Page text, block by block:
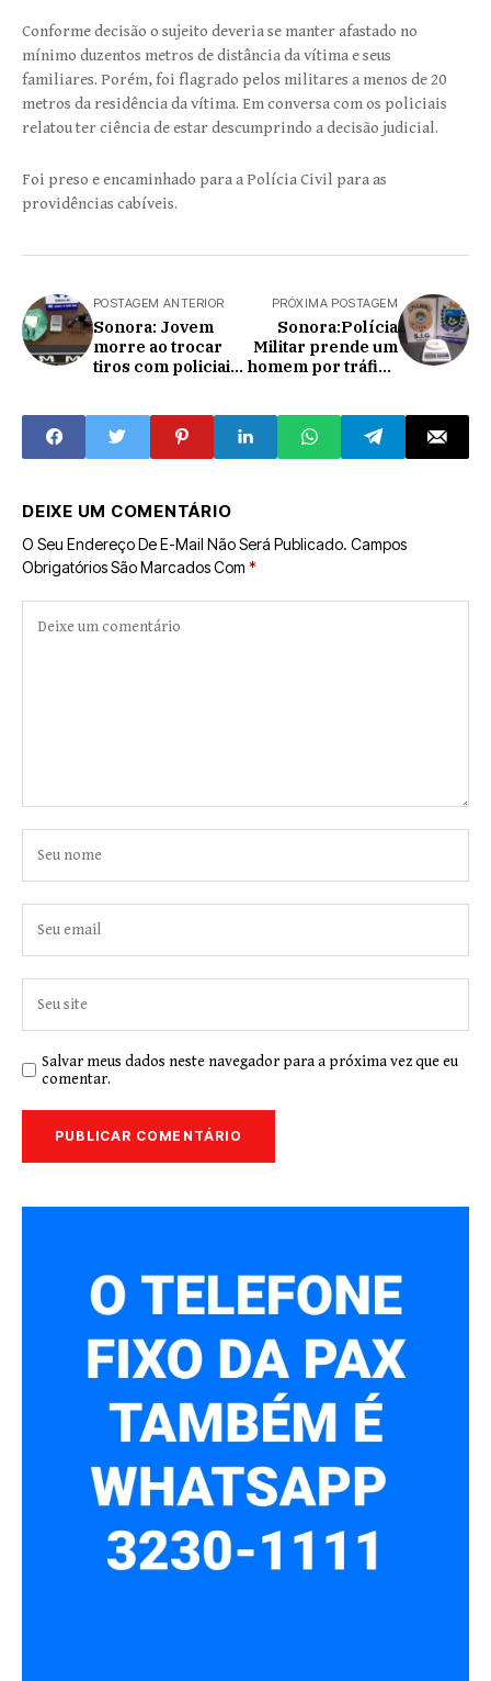
Conforme decisão o sujeito deveria se manter afastado no
mínimo duzentos metros de distância da vítima e seus
familiares. Porém, foi flagrado pelos militares a menos de 20
metros da residência da vítima. Em conversa com os policiais
relatou ter ciência de estar descumprindo a decisão judicial.
Foi preso e encaminhado para a Polícia Civil para as
providências cabíveis.
POSTAGEM ANTERIOR
Sonora: Jovem
morre ao trocar
tiros com policiais
PRÓXIMA POSTAGEM
Sonora:Polícia
Militar prende um
homem por tráfico
entorpecente
DEIXE UM COMENTÁRIO
O Seu Endereço De E-Mail Não Será Publicado. Campos
Obrigatórios São Marcados Com *
Salvar meus dados neste navegador para a próxima vez que eu
comentar.